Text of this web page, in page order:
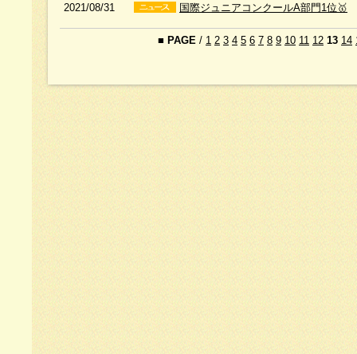
2021/08/31 国際ジュニアコンクールA部門1位🥇
■ PAGE / 1 2 3 4 5 6 7 8 9 10 11 12 13 14